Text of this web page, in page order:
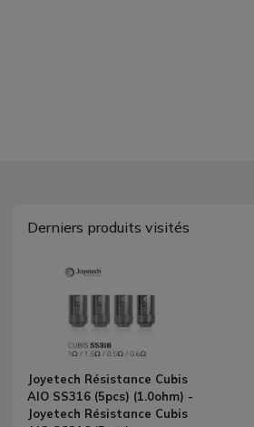
Derniers produits visités
Joyetech Résistance Cubis
AIO SS316 (5pcs) (1.0ohm) -
Joyetech Résistance Cubis